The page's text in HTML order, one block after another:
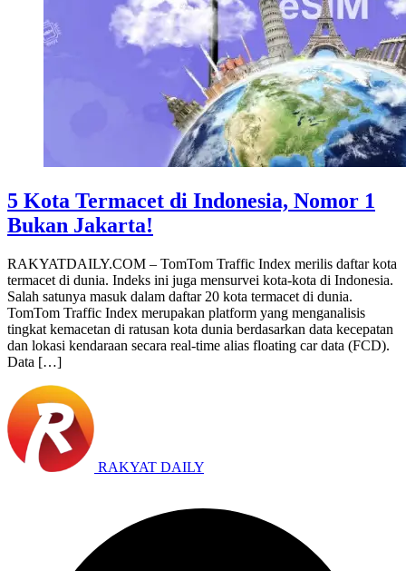
5 Kota Termacet di Indonesia, Nomor 1
Bukan Jakarta!
RAKYATDAILY.COM – TomTom Traffic Index merilis daftar kota
termacet di dunia. Indeks ini juga mensurvei kota-kota di Indonesia.
Salah satunya masuk dalam daftar 20 kota termacet di dunia.
TomTom Traffic Index merupakan platform yang menganalisis
tingkat kemacetan di ratusan kota dunia berdasarkan data kecepatan
dan lokasi kendaraan secara real-time alias floating car data (FCD).
Data […]
RAKYAT DAILY